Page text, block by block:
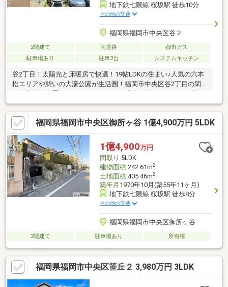
地下鉄七隈線 桜坂駅 徒歩10分
その他の交通
福岡県福岡市中央区谷２
2階建て 南道路
都市ガス
駐車場あり
駐車2台 システムキッチン
谷2丁目！太陽光と床暖房で快適！19帖LDKの住まい♪人気の六本
松エリアや憩いの大濠公園が生活圏！福岡市中央区谷2丁目の閑静
な住宅街に位置するお住まいです。 ご家族が集まるLDKは19帖と
ゆとりある広さ！コミュニケーションが弾むリビング階段を採用
しています♪ 設備面も充実！太陽光発電システムと蓄電池を搭載
し、家計にも環境にも優しく、万一の停電時も安心です！さら
に、冬の寒い日も足元から暖かい床暖房を完備！ 利便性と快適
さ、そして安心を兼ね備えたこの家で、新しい毎日をスタートし
ませんか！
福岡県福岡市中央区御所ヶ谷 1億4,900万円 5LDK
1億4,900万円
間取り 5LDK
建物面積242.61m2
土地面積405.46m2
築年月 1970年10月(築55年11ヶ月)
地下鉄七隈線 桜坂駅 徒歩8分
その他の交通
福岡県福岡市中央区御所ヶ谷
2階建て 駐車場あり 所有権
福岡県福岡市中央区笹丘２ 3,980万円 3LDK